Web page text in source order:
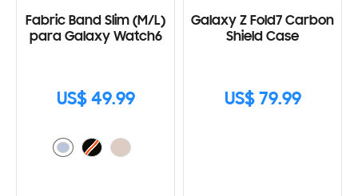
Fabric Band Slim (M/L)
para Galaxy Watch6
US$ 49.99
Galaxy Z Fold7 Carbon
Shield Case
US$ 79.99